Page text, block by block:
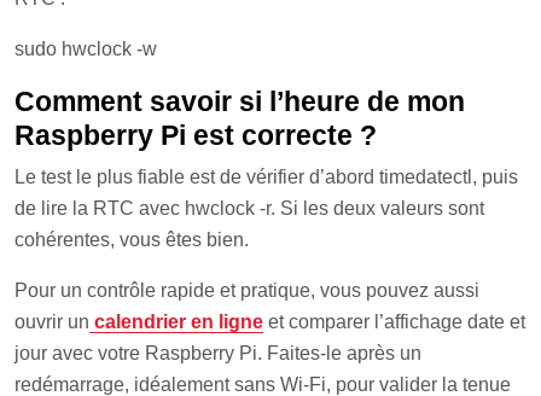
sudo hwclock -w
Comment savoir si l’heure de mon
Raspberry Pi est correcte ?
Le test le plus fiable est de vérifier d’abord timedatectl, puis
de lire la RTC avec hwclock -r. Si les deux valeurs sont
cohérentes, vous êtes bien.
Pour un contrôle rapide et pratique, vous pouvez aussi
ouvrir un calendrier en ligne et comparer l’affichage date et
jour avec votre Raspberry Pi. Faites-le après un
redémarrage, idéalement sans Wi-Fi, pour valider la tenue